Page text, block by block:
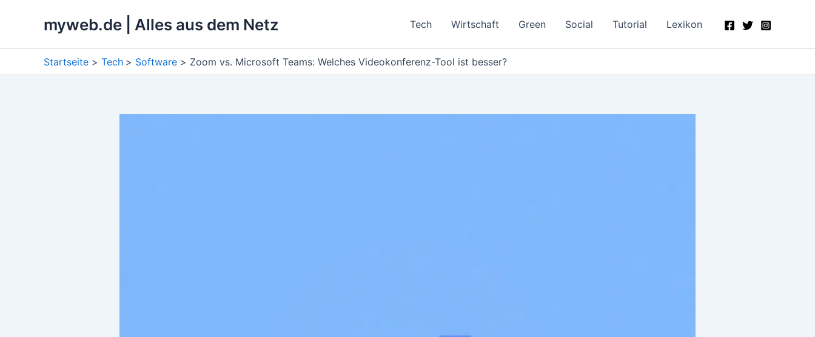
myweb.de | Alles aus dem Netz Tech Wirtschaft Green Social Tutorial Lexikon
Startseite Tech Software Zoom vs. Microsoft Teams: Welches Videokonferenz-Tool ist besser?